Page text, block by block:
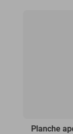
Planche